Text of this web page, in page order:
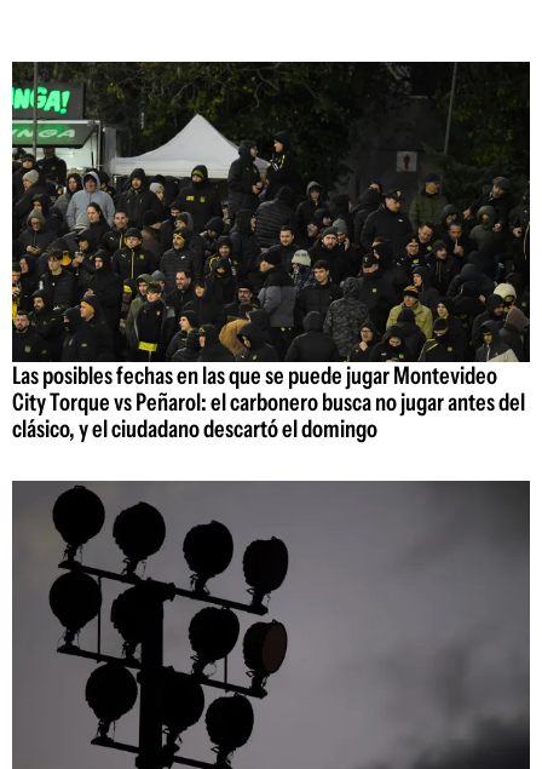
Las posibles fechas en las que se puede jugar Montevideo
City Torque vs Peñarol: el carbonero busca no jugar antes del
clásico, y el ciudadano descartó el domingo